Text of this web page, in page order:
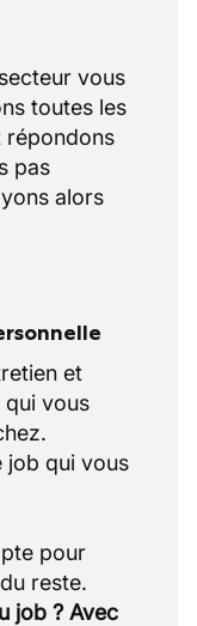
vous
toutes les
répondons
pas
alors
et
qui vous
job qui vous
pour
job ? Avec